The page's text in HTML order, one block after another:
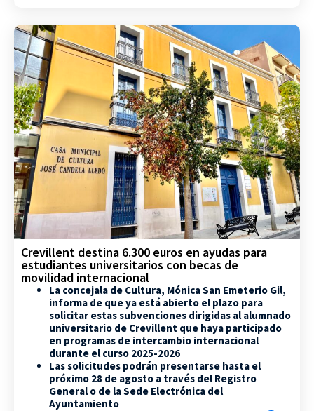
Crevillent destina 6.300 euros en ayudas para
estudiantes universitarios con becas de
movilidad internacional
La concejala de Cultura, Mónica San Emeterio Gil,
informa de que ya está abierto el plazo para
solicitar estas subvenciones dirigidas al alumnado
universitario de Crevillent que haya participado
en programas de intercambio internacional
durante el curso 2025-2026
Las solicitudes podrán presentarse hasta el
próximo 28 de agosto a través del Registro
General o de la Sede Electrónica del
Ayuntamiento